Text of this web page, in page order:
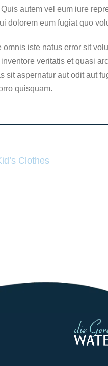
autem vel eum iure
dolorem eum fugiat quo
iste natus error sit
veritatis et quasi
sit aspernatur aut odit aut
quisquam.
Clothes